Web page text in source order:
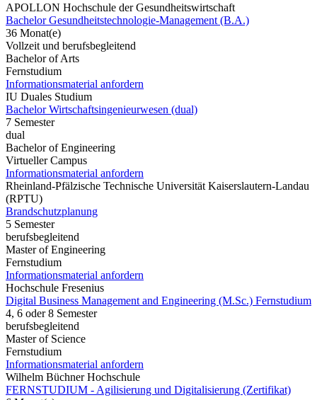
APOLLON Hochschule der Gesundheitswirtschaft
Bachelor Gesundheitstechnologie-Management (B.A.)
36 Monat(e)
Vollzeit und berufsbegleitend
Bachelor of Arts
Fernstudium
Informationsmaterial anfordern
IU Duales Studium
Bachelor Wirtschaftsingenieurwesen (dual)
7 Semester
dual
Bachelor of Engineering
Virtueller Campus
Informationsmaterial anfordern
Rheinland-Pfälzische Technische Universität Kaiserslautern-Landau
(RPTU)
Brandschutzplanung
5 Semester
berufsbegleitend
Master of Engineering
Fernstudium
Informationsmaterial anfordern
Hochschule Fresenius
Digital Business Management and Engineering (M.Sc.) Fernstudium
4, 6 oder 8 Semester
berufsbegleitend
Master of Science
Fernstudium
Informationsmaterial anfordern
Wilhelm Büchner Hochschule
FERNSTUDIUM - Agilisierung und Digitalisierung (Zertifikat)